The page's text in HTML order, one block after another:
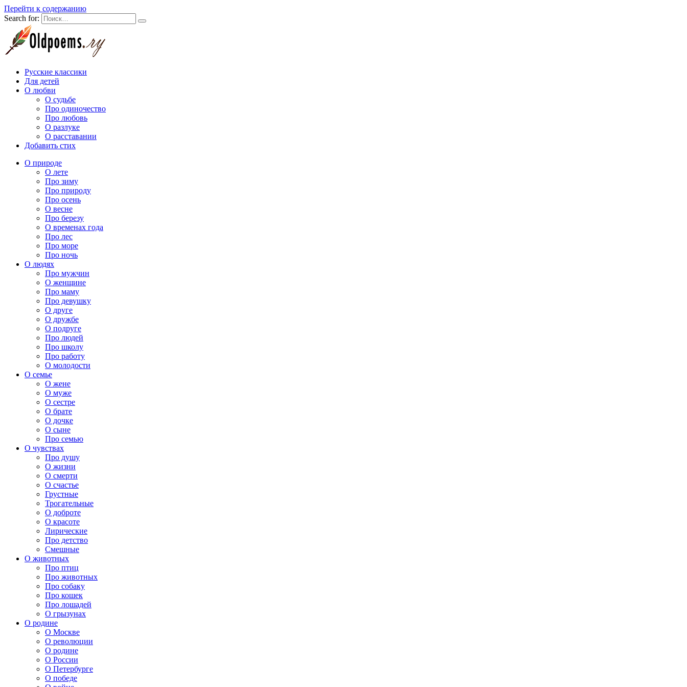
Перейти к содержанию
Search for:
Русские классики
Для детей
О любви
О судьбе
Про одиночество
Про любовь
О разлуке
О расставании
Добавить стих
О природе
О лете
Про зиму
Про природу
Про осень
О весне
Про березу
О временах года
Про лес
Про море
Про ночь
О людях
Про мужчин
О женщине
Про маму
Про девушку
О друге
О дружбе
О подруге
Про людей
Про школу
Про работу
О молодости
О семье
О жене
О муже
О сестре
О брате
О дочке
О сыне
Про семью
О чувствах
Про душу
О жизни
О смерти
О счастье
Грустные
Трогательные
О доброте
О красоте
Лирические
Про детство
Смешные
О животных
Про птиц
Про животных
Про собаку
Про кошек
Про лошадей
О грызунах
О родине
О Москве
О революции
О родине
О России
О Петербурге
О победе